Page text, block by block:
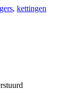
, kettingen